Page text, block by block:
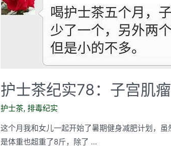
护士茶纪实78：子宫肌
护士茶,排毒纪实
这个月我和女儿一起开始了暑期健身减肥计划，
是体重也超重了8斤，除了 …